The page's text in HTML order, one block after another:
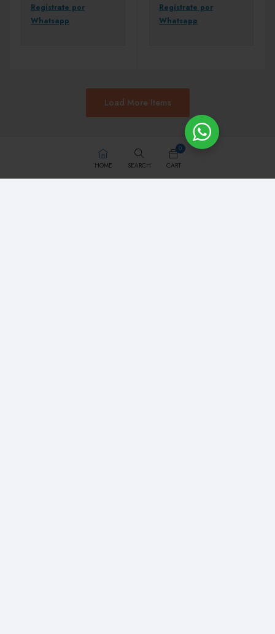
Regístrate por
Whatsapp
Regístrate por
Whatsapp
Load More Items
HOME SEARCH
0
CART